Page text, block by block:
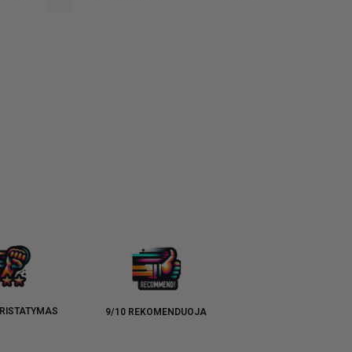
9/10 REKOMENDUOJA